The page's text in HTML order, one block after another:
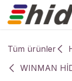
İçereği Atla
Tüm ürünler
WINMAN